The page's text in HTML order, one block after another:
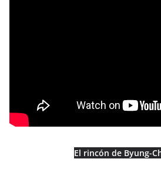
El rincón de Byung-